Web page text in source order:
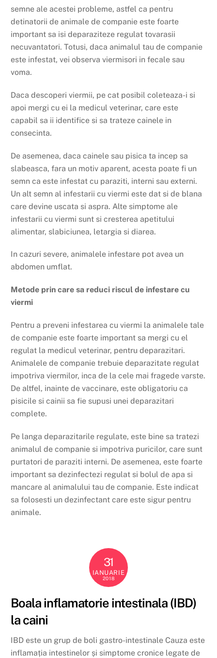
semne ale acestei probleme, astfel ca pentru
detinatorii de animale de companie este foarte
important sa isi deparaziteze regulat tovarasii
necuvantatori. Totusi, daca animalul tau de companie
este infestat, vei observa viermisori in fecale sau
voma.
Daca descoperi viermii, pe cat posibil coleteaza-i si
apoi mergi cu ei la medicul veterinar, care este
capabil sa ii identifice si sa trateze cainele in
consecinta.
De asemenea, daca cainele sau pisica ta incep sa
slabeasca, fara un motiv aparent, acesta poate fi un
semn ca este infestat cu paraziti, interni sau externi.
Un alt semn al infestarii cu viermi este dat si de blana
care devine uscata si aspra. Alte simptome ale
infestarii cu viermi sunt si cresterea apetitului
alimentar, slabiciunea, letargia si diarea.
In cazuri severe, animalele infestare pot avea un
abdomen umflat.
Metode prin care sa reduci riscul de infestare cu
viermi
Pentru a preveni infestarea cu viermi la animalele tale
de companie este foarte important sa mergi cu el
regulat la medicul veterinar, pentru deparazitari.
Animalele de companie trebuie deparazitate regulat
impotriva viermilor, inca de la cele mai fragede varste.
De altfel, inainte de vaccinare, este obligatoriu ca
pisicile si cainii sa fie supusi unei deparazitari
complete.
Pe langa deparazitarile regulate, este bine sa tratezi
animalul de companie si impotriva puricilor, care sunt
purtatori de paraziti interni. De asemenea, este foarte
important sa dezinfectezi regulat si bolul de apa si
mancare al animalului tau de companie. Este indicat
sa folosesti un dezinfectant care este sigur pentru
animale.
31
IANUARIE
2018
Boala inflamatorie intestinala (IBD)
la caini
IBD este un grup de boli gastro-intestinale Cauza este
inflamația intestinelor și simptome cronice legate de